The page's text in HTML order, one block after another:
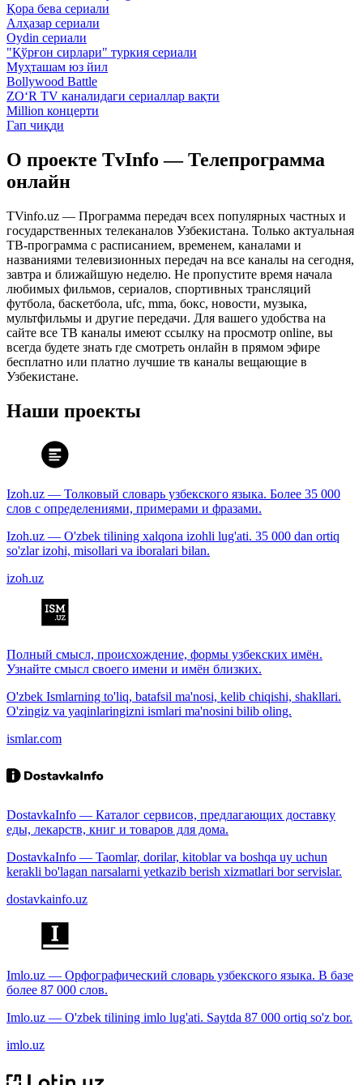
Қора бева сериали
Алҳазар сериали
Oydin сериали
"Қўрғон сирлари" туркия сериали
Муҳташам юз йил
Bollywood Battle
ZO‘R TV каналидаги сериаллар вақти
Million концерти
Гап чиқди
О проекте TvInfo — Телепрограмма
онлайн
TVinfo.uz — Программа передач всех популярных частных и
государственных телеканалов Узбекистана. Только актуальная
ТВ-программа с расписанием, временем, каналами и
названиями телевизионных передач на все каналы на сегодня,
завтра и ближайшую неделю. Не пропустите время начала
любимых фильмов, сериалов, спортивных трансляций
футбола, баскетбола, ufc, mma, бокс, новости, музыка,
мультфильмы и другие передачи. Для вашего удобства на
сайте все ТВ каналы имеют ссылку на просмотр online, вы
всегда будете знать где смотреть онлайн в прямом эфире
бесплатно или платно лучшие тв каналы вещающие в
Узбекистане.
Наши проекты
Izoh.uz — Толковый словарь узбекского языка. Более 35 000
слов с определениями, примерами и фразами.
Izoh.uz — O'zbek tilining xalqona izohli lug'ati. 35 000 dan ortiq
so'zlar izohi, misollari va iboralari bilan.
izoh.uz
Полный смысл, происхождение, формы узбекских имён.
Узнайте смысл своего имени и имён близких.
O'zbek Ismlarning to'liq, batafsil ma'nosi, kelib chiqishi, shakllari.
O'zingiz va yaqinlaringizni ismlari ma'nosini bilib oling.
ismlar.com
DostavkaInfo — Каталог сервисов, предлагающих доставку
еды, лекарств, книг и товаров для дома.
DostavkaInfo — Taomlar, dorilar, kitoblar va boshqa uy uchun
kerakli bo'lagan narsalarni yetkazib berish xizmatlari bor servislar.
dostavkainfo.uz
Imlo.uz — Орфографический словарь узбекского языка. В базе
более 87 000 слов.
Imlo.uz — O'zbek tilining imlo lug'ati. Saytda 87 000 ortiq so'z bor.
imlo.uz